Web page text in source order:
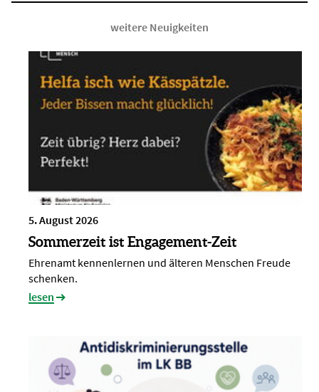
weitere Neuigkeiten
5. August 2026
Sommerzeit ist Engagement-Zeit
Ehrenamt kennenlernen und älteren Menschen Freude
schenken.
lesen